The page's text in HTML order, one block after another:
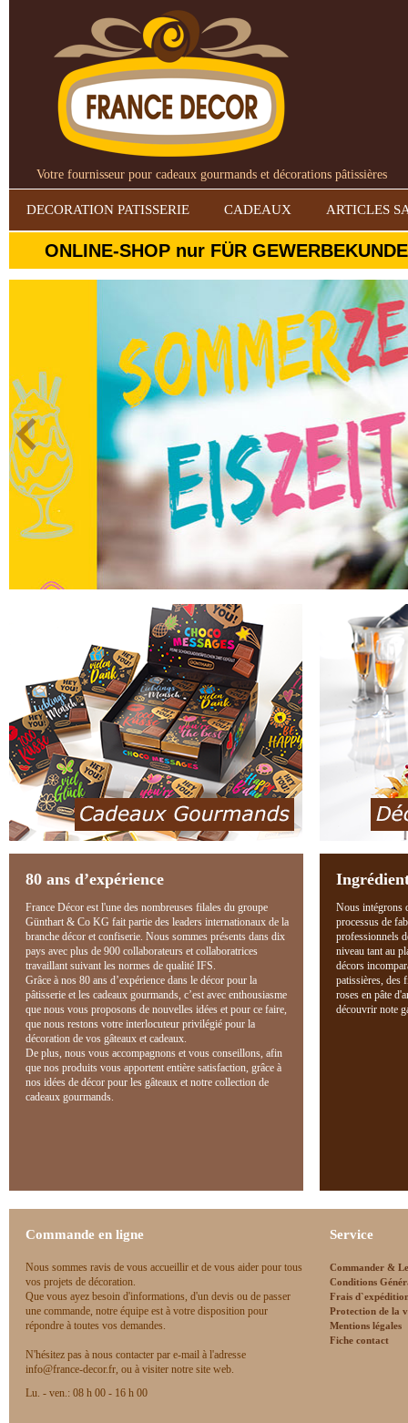
Votre fournisseur pour cadeaux gourmands et décorations pâtissières
DECORATION PATISSERIE CADEAUX ARTICLES
ONLINE-SHOP nur FÜR
80 ans d’expérience
France Décor est l'une des nombreuses filales du groupe
Günthart & Co KG fait partie des leaders internationaux de la
branche décor et confiserie. Nous sommes présents dans dix
pays avec plus de 900 collaborateurs et collaboratrices
travaillant suivant les normes de qualité IFS.
Grâce à nos 80 ans d’expérience dans le décor pour la
pâtisserie et les cadeaux gourmands, c’est avec enthousiasme
que nous vous proposons de nouvelles idées et pour ce faire,
que nous restons votre interlocuteur privilégié pour la
décoration de vos gâteaux et cadeaux.
De plus, nous vous accompagnons et vous conseillons, afin
que nos produits vous apportent entière satisfaction, grâce à
nos idées de décor pour les gâteaux et notre collection de
cadeaux gourmands.
Nous intégrons
processus de
professionnels
niveau tant au
décors
patissières, des
roses en pâte
découvrir note
Commande en ligne
Nous sommes ravis de vous accueillir et de vous aider pour tous
vos projets de décoration.
Que vous ayez besoin d'informations, d'un devis ou de passer
une commande, notre équipe est à votre disposition pour
répondre à toutes vos demandes.
N'hésitez pas à nous contacter par e-mail à l'adresse
info@france-decor.fr, ou à visiter notre site web.
Lu. - ven.: 08 h 00 - 16 h 00
Service
Commander &
Conditions
Frais
Protection de la
Mentions légales
Fiche contact